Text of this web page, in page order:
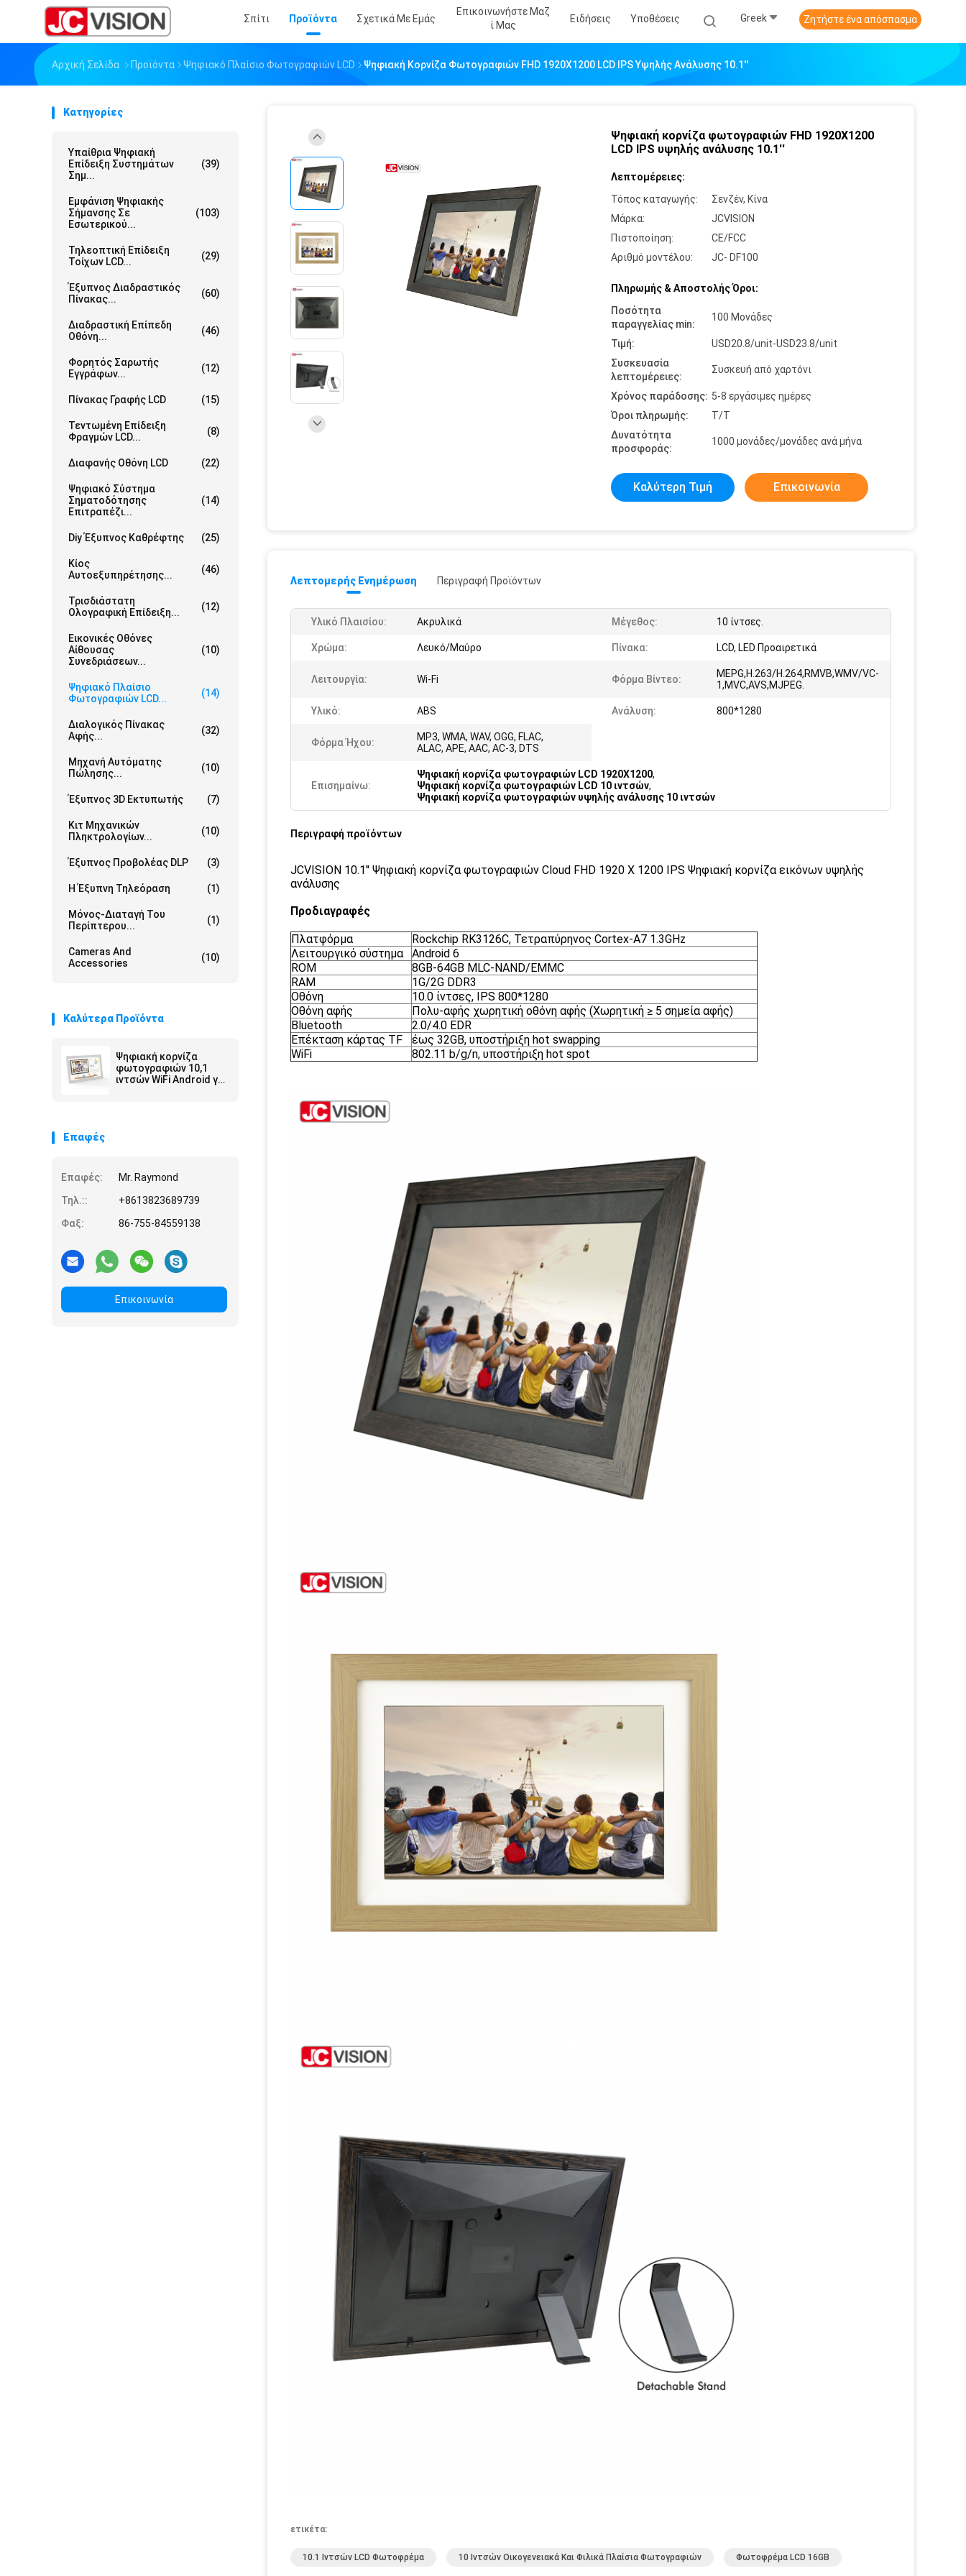
Σπίτι Προϊόντα Σχετικά Με Εμάς
Επικοινωνήστε Μαζ
Ί Μας
Ειδήσεις Υποθέσεις Greek Ζητήστε ένα απόσπασμα
Αρχική Σελίδα Προϊόντα Ψηφιακό Πλαίσιο Φωτογραφιών LCD Ψηφιακή Κορνίζα Φωτογραφιών FHD 1920X1200 LCD IPS Υψηλής Ανάλυσης 10.1''
Κατηγορίες
Υπαίθρια Ψηφιακή
Επίδειξη Συστημάτων
Σημ...
(39)
Εμφάνιση Ψηφιακής
Σήμανσης Σε
Εσωτερικού...
(103)
Τηλεοπτική Επίδειξη
Τοίχων LCD...
(29)
Έξυπνος Διαδραστικός
Πίνακας...
(60)
Διαδραστική Επίπεδη
Οθόνη...
(46)
Φορητός Σαρωτής
Εγγράφων...
(12)
Πίνακας Γραφής LCD (15)
Τεντωμένη Επίδειξη
Φραγμών LCD...
(8)
Διαφανής Οθόνη LCD (22)
Ψηφιακό Σύστημα
Σηματοδότησης
Επιτραπέζι...
(14)
Diy Έξυπνος Καθρέφτης (25)
Κίος
Αυτοεξυπηρέτησης...
(46)
Τρισδιάστατη
Ολογραφική Επίδειξη...
(12)
Εικονικές Οθόνες
Αίθουσας
Συνεδριάσεων...
(10)
Ψηφιακό Πλαίσιο
Φωτογραφιών LCD...
(14)
Διαλογικός Πίνακας
Αφής...
(32)
Μηχανή Αυτόματης
Πώλησης...
(10)
Έξυπνος 3D Εκτυπωτής (7)
Κιτ Μηχανικών
Πληκτρολογίων...
(10)
Έξυπνος Προβολέας DLP (3)
Η Έξυπνη Τηλεόραση (1)
Μόνος-Διαταγή Του
Περίπτερου...
(1)
Cameras And
Accessories
(10)
Καλύτερα Προϊόντα
Ψηφιακή κορνίζα
φωτογραφιών 10,1
ιντσών WiFi Android για
Επαφές
Επαφές:
Mr. Raymond
Τηλ.::
+8613823689739
Φαξ:
86-755-84559138
Επικοινωνία
Ψηφιακή κορνίζα φωτογραφιών FHD 1920X1200
LCD IPS υψηλής ανάλυσης 10.1''
Λεπτομέρειες:
Τόπος καταγωγής:
Σενζέν, Κίνα
Μάρκα:
JCVISION
Πιστοποίηση:
CE/FCC
Αριθμό μοντέλου:
JC- DF100
Πληρωμής & Αποστολής Όροι:
Ποσότητα
παραγγελίας min:
100 Μονάδες
Τιμή:
USD20.8/unit-USD23.8/unit
Συσκευασία
λεπτομέρειες:
Συσκευή από χαρτόνι
Χρόνος παράδοσης: 5-8 εργάσιμες ημέρες
Όροι πληρωμής:
Τ/Τ
Δυνατότητα
προσφοράς:
1000 μονάδες/μονάδες ανά μήνα
Καλύτερη Τιμή Επικοινωνία
Λεπτομερής Ενημέρωση Περιγραφή Προϊόντων
Υλικό Πλαισίου: Ακρυλικά Μέγεθος: 10 ίντσες.
Χρώμα: Λευκό/Μαύρο Πίνακα: LCD, LED Προαιρετικά
Λειτουργία: Wi-Fi Φόρμα Βίντεο:
MEPG,H.263/H.264,RMVB,WMV/VC-
1,MVC,AVS,MJPEG.
Υλικό: ABS Ανάλυση: 800*1280
Φόρμα Ήχου:
MP3, WMA, WAV, OGG, FLAC,
ALAC, APE, AAC, AC-3, DTS
Επισημαίνω:
Ψηφιακή κορνίζα φωτογραφιών LCD 1920X1200,
Ψηφιακή κορνίζα φωτογραφιών LCD 10 ιντσών,
Ψηφιακή κορνίζα φωτογραφιών υψηλής ανάλυσης 10 ιντσών
Περιγραφή προϊόντων
JCVISION 10.1'' Ψηφιακή κορνίζα φωτογραφιών Cloud FHD 1920 X 1200 IPS Ψηφιακή κορνίζα εικόνων υψηλής
ανάλυσης
Προδιαγραφές
Πλατφόρμα
Rockchip RK3126C, Τετραπύρηνος Cortex-A7 1.3GHz
Λειτουργικό σύστημα
Android 6
ROM
8GB-64GB MLC-NAND/EMMC
RAM
1G/2G DDR3
Οθόνη
10.0 ίντσες, IPS 800*1280
Οθόνη αφής
Πολυ-αφής χωρητική οθόνη αφής (Χωρητική ≥ 5 σημεία αφής)
Bluetooth
2.0/4.0 EDR
Επέκταση κάρτας TF
έως 32GB, υποστήριξη hot swapping
WiFi
802.11 b/g/n, υποστήριξη hot spot
ετικέτα:
10.1 Ιντσών LCD Φωτοφρέμα 10 Ιντσών Οικογενειακά Και Φιλικά Πλαίσια Φωτογραφιών Φωτοφρέμα LCD 16GB